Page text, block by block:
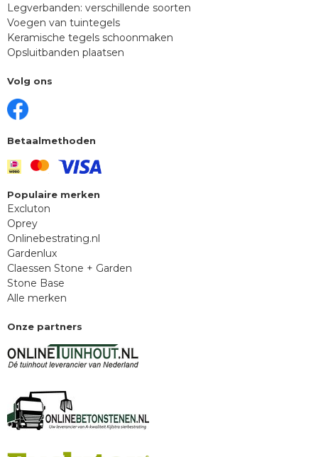
Legverbanden: verschillende soorten
Voegen van tuintegels
Keramische tegels schoonmaken
Opsluitbanden plaatsen
Volg ons
Betaalmethoden
Populaire merken
Excluton
Oprey
Onlinebestrating.nl
Gardenlux
Claessen Stone + Garden
Stone Base
Alle merken
Onze partners